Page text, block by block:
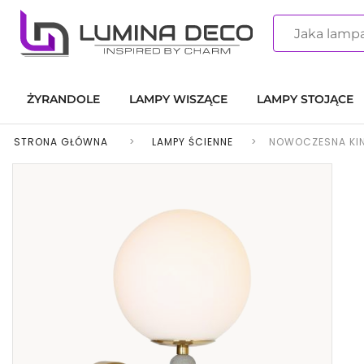
ŻYRANDOLE LAMPY WISZĄCE LAMPY STOJĄCE
STRONA GŁÓWNA > LAMPY ŚCIENNE > NOWOCZESNA